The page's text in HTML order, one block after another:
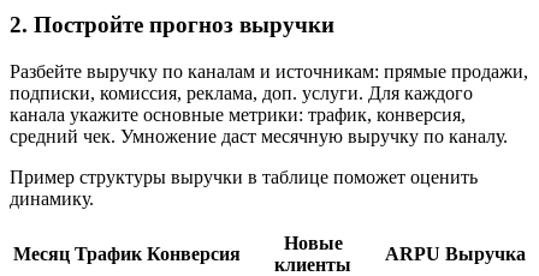
2. Постройте прогноз выручки
Разбейте выручку по каналам и источникам: прямые продажи,
подписки, комиссия, реклама, доп. услуги. Для каждого
канала укажите основные метрики: трафик, конверсия,
средний чек. Умножение даст месячную выручку по каналу.
Пример структуры выручки в таблице поможет оценить
динамику.
Месяц Трафик Конверсия
Новые
клиенты
ARPU Выручка